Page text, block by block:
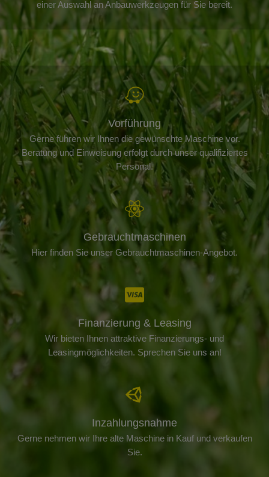
einer Auswahl an Anbauwerkzeugen für Sie bereit.
Vorführung
Gerne führen wir Ihnen die gewünschte Maschine vor.
Beratung und Einweisung erfolgt durch unser qualifiziertes
Personal.
Gebrauchtmaschinen
Hier finden Sie unser Gebrauchtmaschinen-Angebot.
Finanzierung & Leasing
Wir bieten Ihnen attraktive Finanzierungs- und
Leasingmöglichkeiten. Sprechen Sie uns an!
Inzahlungsnahme
Gerne nehmen wir Ihre alte Maschine in Kauf und verkaufen
Sie.